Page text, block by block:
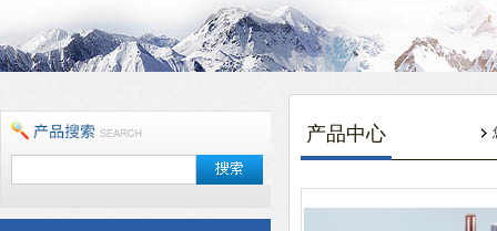
产品中心